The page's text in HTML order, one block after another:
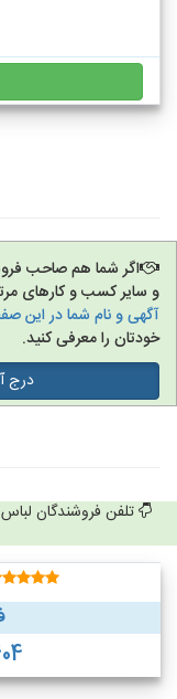
اگر شما هم صاحب
و سایر کسب و کارهای
آگهی و نام شما در این
خودتان را معرفی کنید.
درج
تلفن فروشندگان